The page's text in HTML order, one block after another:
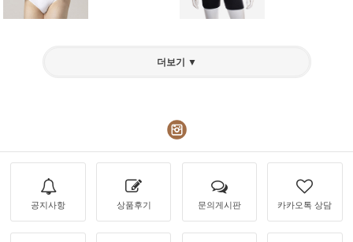
더보기 ▼
공지사항 상품후기 문의게시판 카카오톡 상담